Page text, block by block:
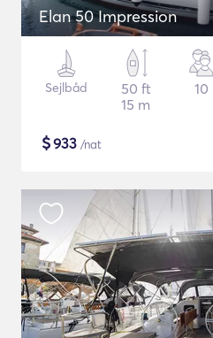
Elan 50 Impression
Sejlbåd
50 ft
15 m
10
$933 /nat